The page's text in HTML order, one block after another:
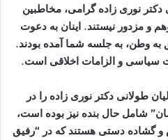
دکتر نوری زاده گرامی، مخاطبین
و مزدور نیستند. اینان به دعوت
وطن، به جلسه شما آمده بودند.
سیاسی و الزامات اخلاقی است.
طولانی دکتر نوری زاده را در
شامل حال بنده نیز بوده است،
گشاده دستی هستند که در “رفیق